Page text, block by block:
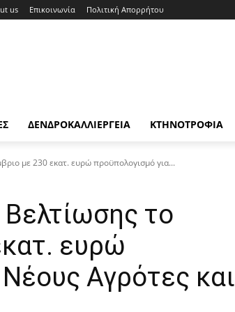
us Επικοινωνία Πολιτική Απορρήτου
ΔΕΝΔΡΟΚΑΛΛΙΕΡΓΕΙΑ ΚΤΗΝΟΤΡΟΦΙΑ
με 230 εκατ. ευρώ προϋπολογισμό για...
Βελτίωσης το
ευρώ
Αγρότες και